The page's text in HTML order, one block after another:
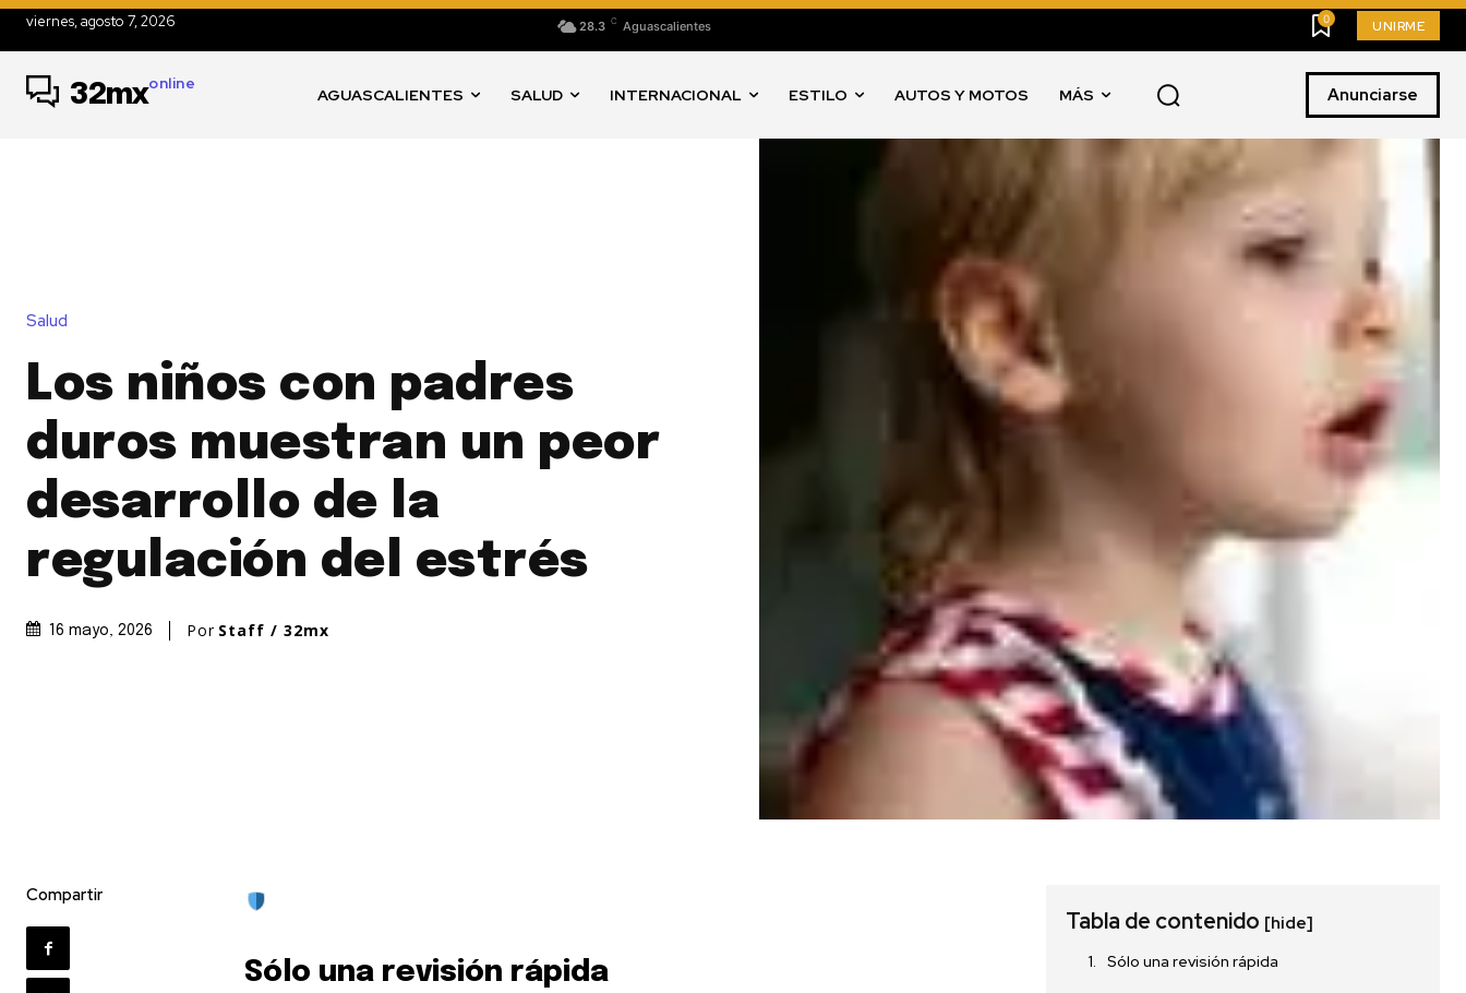
Para suscribirte, solo escribe tu dirección de correo eletrónico y da
privacidad y no enviaremos correo basura a tu INBOX. Tu información
está segura con nosotros.
Política de Privacidad.
28.3 C Aguascalientes
viernes, agosto 7, 2026 0 UNIRME
32mxonline
AGUASCALIENTES SALUD INTERNACIONAL ESTILO AUTOS Y MOTOS MÁS Anunciarse
Salud
Los niños con padres
duros muestran un peor
desarrollo de la
regulación del estrés
16 mayo, 2026 Por Staff / 32mx
Compartir
Sólo una revisión rápida
Tabla de contenido [hide]
Sólo una revisión rápida